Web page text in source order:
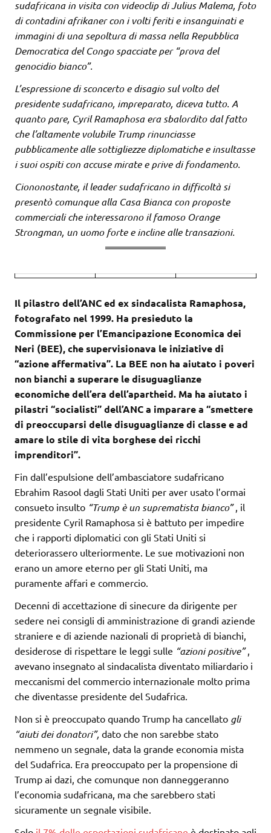
sudafricana in visita con videoclip di Julius Malema, foto
di contadini afrikaner con i volti feriti e insanguinati e
immagini di una sepoltura di massa nella Repubblica
Democratica del Congo spacciate per “prova del
genocidio bianco”.
L’espressione di sconcerto e disagio sul volto del
presidente sudafricano, impreparato, diceva tutto. A
quanto pare, Cyril Ramaphosa era sbalordito dal fatto
che l’altamente volubile Trump rinunciasse
pubblicamente alle sottigliezze diplomatiche e insultasse
i suoi ospiti con accuse mirate e prive di fondamento.
Ciononostante, il leader sudafricano in difficoltà si
presentò comunque alla Casa Bianca con proposte
commerciali che interessarono il famoso Orange
Strongman, un uomo forte e incline alle transazioni.
Il pilastro dell’ANC ed ex sindacalista Ramaphosa,
fotografato nel 1999. Ha presieduto la
Commissione per l’Emancipazione Economica dei
Neri (BEE), che supervisionava le iniziative di
“azione affermativa”. La BEE non ha aiutato i poveri
non bianchi a superare le disuguaglianze
economiche dell’era dell’apartheid. Ma ha aiutato i
pilastri “socialisti” dell’ANC a imparare a “smettere
di preoccuparsi delle disuguaglianze di classe e ad
amare lo stile di vita borghese dei ricchi
imprenditori”.
Fin dall’espulsione dell’ambasciatore sudafricano
Ebrahim Rasool dagli Stati Uniti per aver usato l’ormai
consueto insulto “Trump è un suprematista bianco”, il
presidente Cyril Ramaphosa si è battuto per impedire
che i rapporti diplomatici con gli Stati Uniti si
deteriorassero ulteriormente. Le sue motivazioni non
erano un amore eterno per gli Stati Uniti, ma
puramente affari e commercio.
Decenni di accettazione di sinecure da dirigente per
sedere nei consigli di amministrazione di grandi aziende
straniere e di aziende nazionali di proprietà di bianchi,
desiderose di rispettare le leggi sulle “azioni positive”,
avevano insegnato al sindacalista diventato miliardario i
meccanismi del commercio internazionale molto prima
che diventasse presidente del Sudafrica.
Non si è preoccupato quando Trump ha cancellato gli
“aiuti dei donatori”, dato che non sarebbe stato
nemmeno un segnale, data la grande economia mista
del Sudafrica. Era preoccupato per la propensione di
Trump ai dazi, che comunque non danneggeranno
l’economia sudafricana, ma che sarebbero stati
sicuramente un segnale visibile.